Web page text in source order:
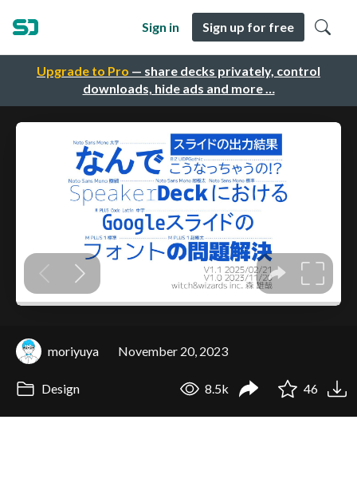
Upgrade to Pro — share decks privately, control
downloads, hide ads and more …
Sign in Sign up for free
moriyuya November 20, 2023
Design 8.5k 46